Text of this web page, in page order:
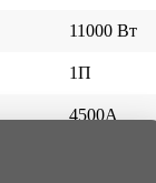
11000 Вт
1П
4500A